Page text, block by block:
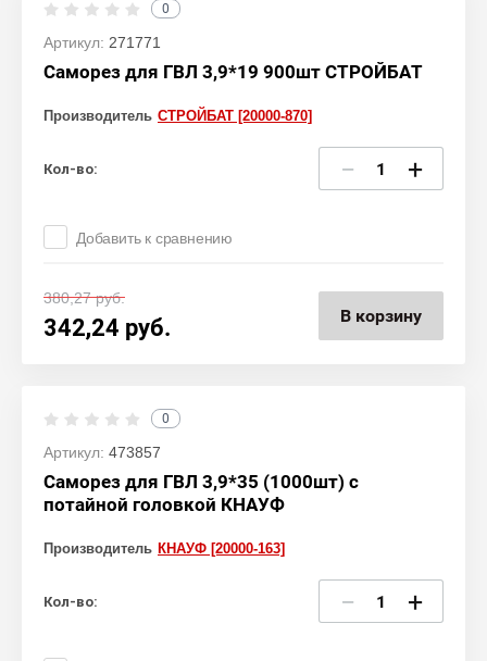
0
Артикул: 271771
Саморез для ГВЛ 3,9*19 900шт СТРОЙБАТ
Производитель СТРОЙБАТ [20000-870]
Кол-во: − +
Добавить к сравнению
380,27руб.
342,24 руб. В корзину
0
Артикул: 473857
Саморез для ГВЛ 3,9*35 (1000шт) с
потайной головкой КНАУФ
Производитель КНАУФ [20000-163]
Кол-во: − +